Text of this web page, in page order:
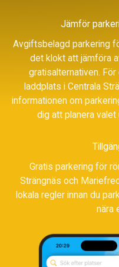
Jämför
Avgiftsbelagd parkering
det klokt att jämföra
gratisalternativen.
laddplats i Centrala
informationen om
dig att planera
Gratis parkering för
Strängnäs och
lokala regler innan du
nära